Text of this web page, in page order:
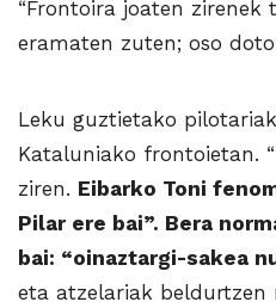
“Frontoira joaten zirenek
eramaten zuten; oso
Leku guztietako
Kataluniako frontoietan.
ziren. Eibarko Toni
Pilar ere bai”. Bera
bai: “oinaztargi-sakea
eta atzelariak beldurtzen